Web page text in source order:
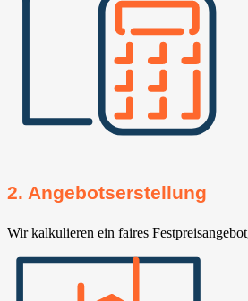
2. Angebotserstellung
Wir kalkulieren ein faires